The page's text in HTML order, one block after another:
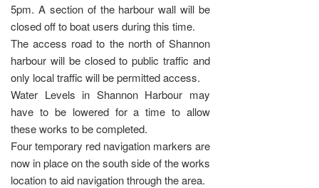
5pm. A section of the harbour wall will be
closed off to boat users during this time.
The access road to the north of Shannon
harbour will be closed to public traffic and
only local traffic will be permitted access.
Water Levels in Shannon Harbour may
have to be lowered for a time to allow
these works to be completed.
Four temporary red navigation markers are
now in place on the south side of the works
location to aid navigation through the area.